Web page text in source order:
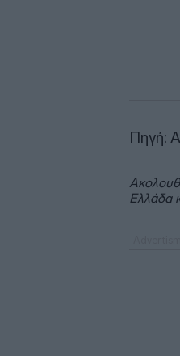
Πηγή:
Ελλάδα